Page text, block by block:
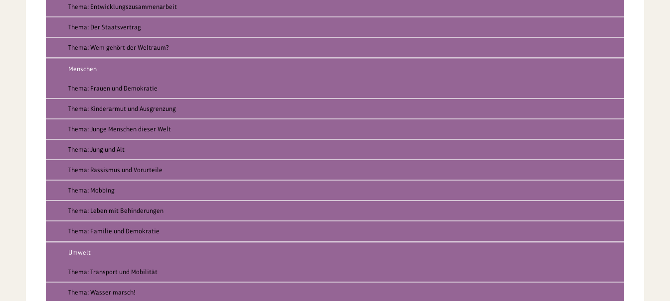
Thema: Entwicklungszusammenarbeit
Thema: Der Staatsvertrag
Thema: Wem gehört der Weltraum?
Menschen
Thema: Frauen und Demokratie
Thema: Kinderarmut und Ausgrenzung
Thema: Junge Menschen dieser Welt
Thema: Jung und Alt
Thema: Rassismus und Vorurteile
Thema: Mobbing
Thema: Leben mit Behinderungen
Thema: Familie und Demokratie
Umwelt
Thema: Transport und Mobilität
Thema: Wasser marsch!